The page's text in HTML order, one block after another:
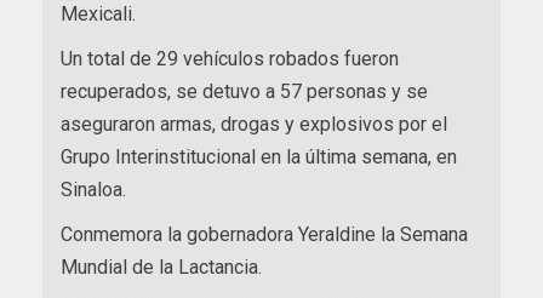
Mexicali.
Un total de 29 vehículos robados fueron
recuperados, se detuvo a 57 personas y se
aseguraron armas, drogas y explosivos por el
Grupo Interinstitucional en la última semana, en
Sinaloa.
Conmemora la gobernadora Yeraldine la Semana
Mundial de la Lactancia.